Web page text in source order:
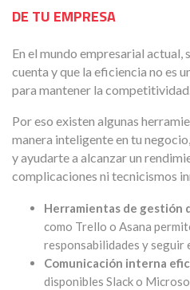
DE TU EMPRESA
En el mundo empresarial actual,
cuenta y que la eficiencia no es
para mantener la
Por eso existen algunas
manera inteligente en tu
y ayudarte a alcanzar un
complicaciones ni tecnicismos
Herramientas de gestión
como Trello o Asana
responsabilidades y seguir
Comunicación interna
disponibles Slack o